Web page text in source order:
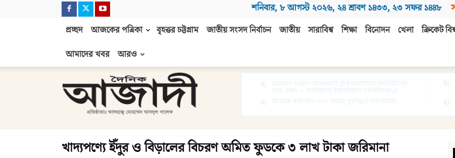
শনিবার, ৮ আগস্ট ২০২৬, ২৪ শ্রাবণ ১৪৩৩, ২৩ সফর ১৪৪৮
প্রচ্ছদ আজকের পত্রিকা বৃহত্তর চট্টগ্রাম জাতীয় সংসদ নির্বাচন জাতীয় সারাবিশ্ব শিক্ষা বিনোদন খেলা ক্রিকেট
আমাদের খবর
আরও
আজাদী
খাদ্যপণ্যে ইঁদুর ও বিড়ালের বিচরণ অমিত ফুডকে ৩ লাখ টাকা জরিমানা